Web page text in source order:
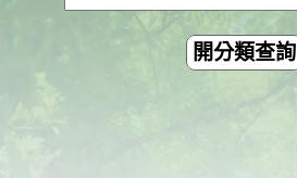
開分類查詢